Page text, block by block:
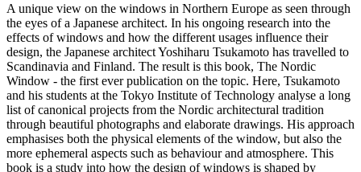
A unique view on the windows in Northern Europe as seen through
the eyes of a Japanese architect. In his ongoing research into the
effects of windows and how the different usages influence their
design, the Japanese architect Yoshiharu Tsukamoto has travelled to
Scandinavia and Finland. The result is this book, The Nordic
Window - the first ever publication on the topic. Here, Tsukamoto
and his students at the Tokyo Institute of Technology analyse a long
list of canonical projects from the Nordic architectural tradition
through beautiful photographs and elaborate drawings. His approach
emphasises both the physical elements of the window, but also the
more ephemeral aspects such as behaviour and atmosphere. This
book is a study into how the design of windows is shaped by